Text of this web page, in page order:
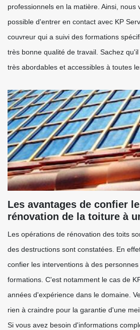
professionnels en la matière. Ainsi, nous
possible d'entrer en contact avec KP
couvreur qui a suivi des formations
très bonne qualité de travail. Sachez
très abordables et accessibles à toutes
Les avantages de confier
rénovation de la toiture à
Les opérations de rénovation des toits
des destructions sont constatées. En
confier les interventions à des
formations. C'est notamment le cas de
années d'expérience dans le domaine.
rien à craindre pour la garantie d'une
Si vous avez besoin d'informations